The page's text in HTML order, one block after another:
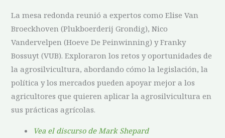
La mesa redonda reunió a expertos como Elise Van
Broeckhoven (Plukboerderij Grondig), Nico
Vandervelpen (Hoeve De Peinwinning) y Franky
Bossuyt (VUB). Exploraron los retos y oportunidades de
la agrosilvicultura, abordando cómo la legislación, la
política y los mercados pueden apoyar mejor a los
agricultores que quieren aplicar la agrosilvicultura en
sus prácticas agrícolas.
Vea el discurso de Mark Shepard